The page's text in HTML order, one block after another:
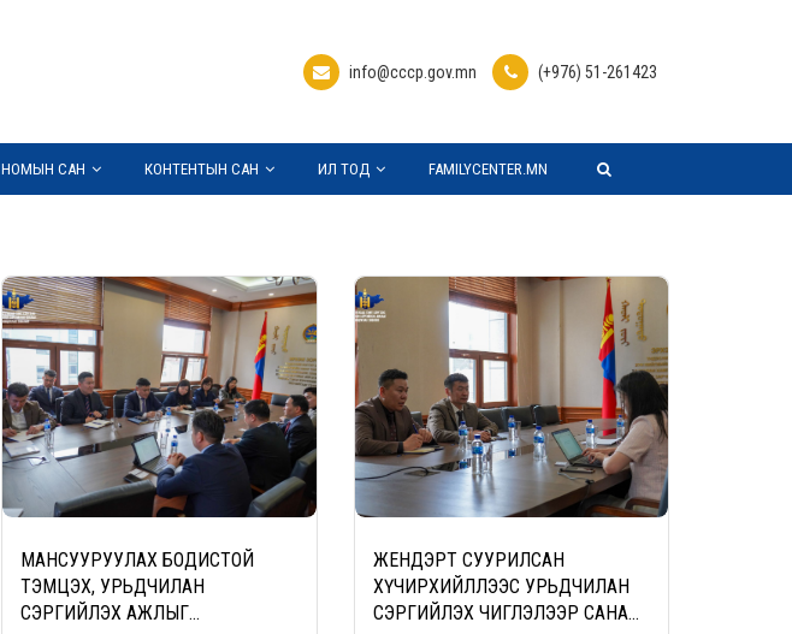
info@cccp.gov.mn (+976) 51-261423
НОМЫН САН КОНТЕНТЫН САН ИЛ ТОД FAMILYCENTER.MN
МАНСУУРУУЛАХ БОДИСТОЙ
ТЭМЦЭХ, УРЬДЧИЛАН
СЭРГИЙЛЭХ АЖЛЫГ
ЖЕНДЭРТ СУУРИЛСАН
ХҮЧИРХИЙЛЛЭЭС УРЬДЧИЛАН
СЭРГИЙЛЭХ ЧИГЛЭЛЭЭР САНАЛ